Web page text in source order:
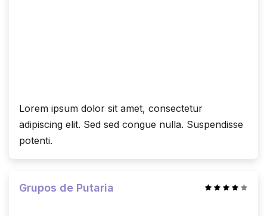
Lorem ipsum dolor sit amet, consectetur
adipiscing elit. Sed sed congue nulla. Suspendisse
potenti.
Grupos de Putaria